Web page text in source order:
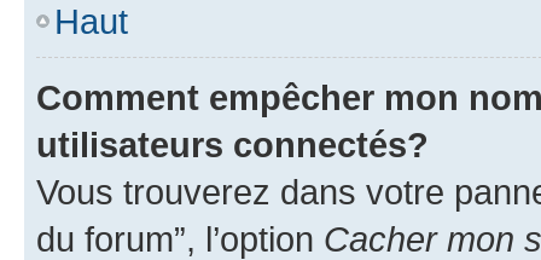
Haut
Comment empêcher mon
utilisateurs connectés?
Vous trouverez dans votre
du forum”, l’option Cacher mon